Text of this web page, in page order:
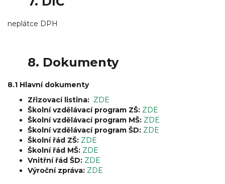
neplátce DPH
8. Dokumenty
8.1 Hlavní dokumenty
Zřizovací listina: ZDE
Školní vzdělávací program ZŠ: ZDE
Školní vzdělávací program MŠ: ZDE
Školní vzdělávací program ŠD: ZDE
Školní řád ZŠ: ZDE
Školní řád MŠ: ZDE
Vnitřní řád ŠD: ZDE
Výroční zpráva: ZDE